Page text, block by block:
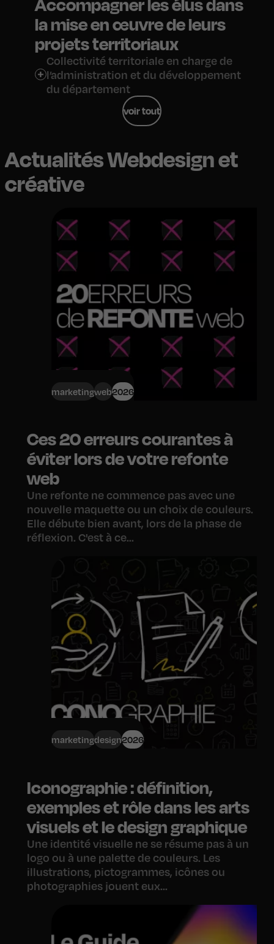
la mise en œuvre de leurs
projets territoriaux
Collectivité territoriale en charge de
l’administration et du développement
du département
voir tout
Actualités Webdesign et
créative
marketingweb2026
Ces 20 erreurs courantes à
éviter lors de votre refonte
web
Une refonte ne commence pas avec une
nouvelle maquette ou un choix de couleurs.
Elle débute bien avant, lors de la phase de
réflexion. C'est à ce...
marketingdesign2026
Iconographie : définition,
exemples et rôle dans les arts
visuels et le design graphique
Une identité visuelle ne se résume pas à un
logo ou à une palette de couleurs. Les
illustrations, pictogrammes, icônes ou
photographies jouent eux...